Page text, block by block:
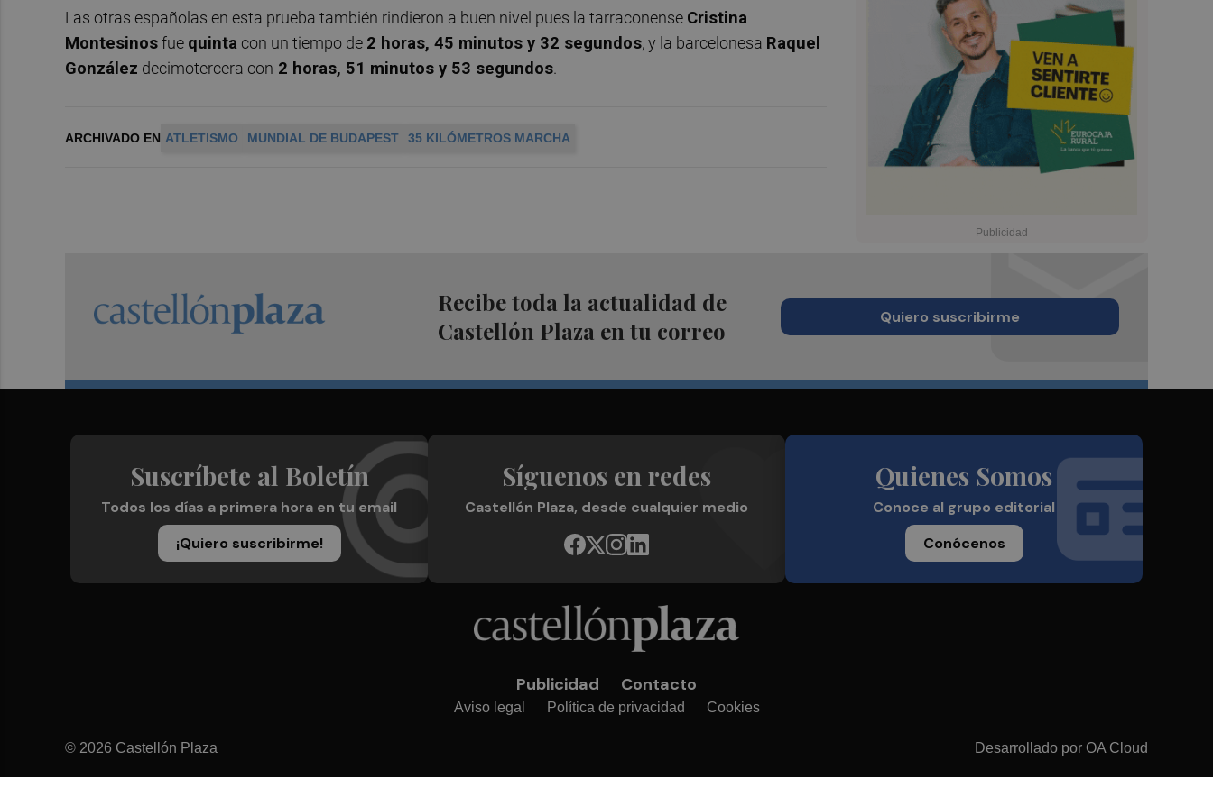
Las otras españolas en esta prueba también rindieron a buen nivel pues la tarraconense Cristina
Montesinosfue quinta con un tiempo de 2 horas, 45 minutos y 32 segundos, y la barcelonesa Raquel
González decimotercera con 2 horas, 51 minutos y 53 segundos.
ARCHIVADO EN ATLETISMO MUNDIAL DE BUDAPEST 35 KILÓMETROS MARCHA
Recibe toda la actualidad de
Castellón Plaza en tu correo
Quiero suscribirme
Suscríbete al Boletín
Todos los días a primera hora en tu email
¡Quiero suscribirme!
Síguenos en redes
Castellón Plaza, desde cualquier medio
Quienes Somos
Conoce al grupo editorial
Conócenos
Publicidad Contacto
Aviso legal Política de privacidad Cookies
© 2026 Castellón Plaza Desarrollado por OA Cloud